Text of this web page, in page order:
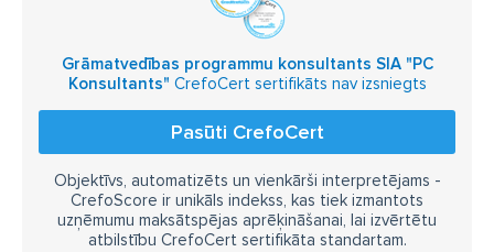
Grāmatvedības programmu konsultants SIA "PC
Konsultants" CrefoCert sertifikāts nav izsniegts
Pasūti CrefoCert
Objektīvs, automatizēts un vienkārši interpretējams -
CrefoScore ir unikāls indekss, kas tiek izmantots
uzņēmumu maksātspējas aprēķināšanai, lai izvērtētu
atbilstību CrefoCert sertifikāta standartam.